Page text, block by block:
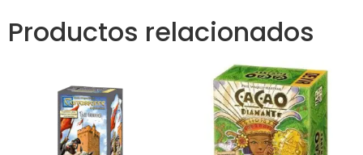
Productos relacionados